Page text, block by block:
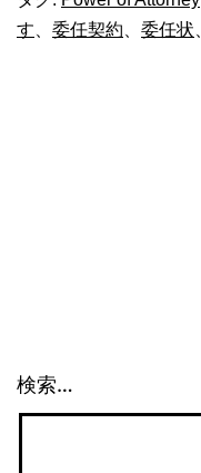
的
す
委任契約 委任状
検索…